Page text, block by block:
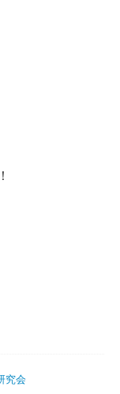
究会